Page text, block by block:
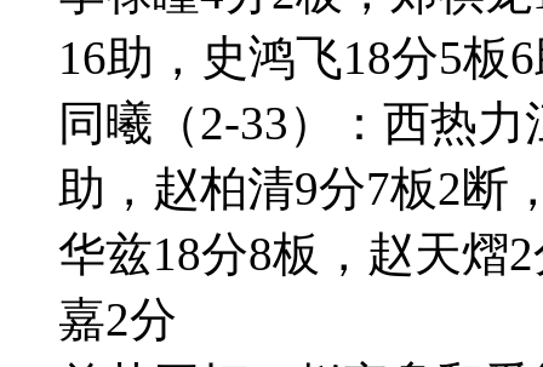
16助，史鸿飞18分5板
同曦（2-33）：西热
助，赵柏清9分7板2断
华兹18分8板，赵天熠
嘉2分